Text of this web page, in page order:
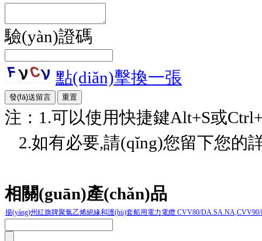
驗(yàn)證碼
點(diǎn)擊換一張
注：1.可以使用快捷鍵Alt+S或
2.如有必要,請(qǐng)您留下您的
相關(guān)產(chǎn)品
揚(yáng)州紅旗牌聚氯乙烯絕緣和護(hù)套船用電力電纜 CVV80/